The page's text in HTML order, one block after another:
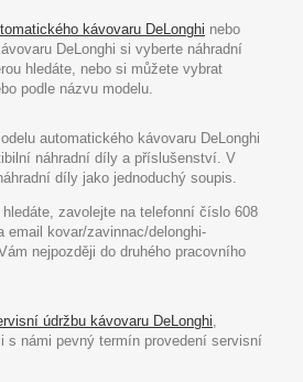
kávovaru DeLonghi nebo
DeLonghi si vyberte náhradní
hledáte, nebo si můžete vybrat
podle názvu modelu.
automatického kávovaru DeLonghi
náhradní díly a příslušenství. V
díly jako jednoduchý soupis.
zavolejte na telefonní číslo 608
email kovar/zavinnac/delonghi-
nejpozději do druhého pracovního
údržbu kávovaru DeLonghi,
s námi pevný termín provedení servisní